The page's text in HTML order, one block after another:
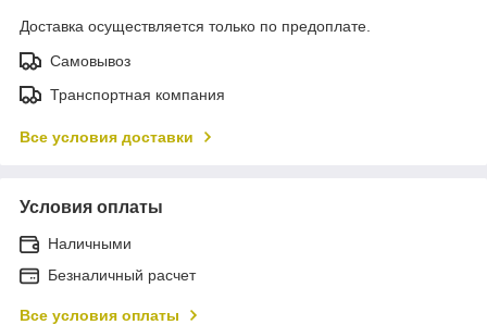
Доставка осуществляется только по предоплате.
Самовывоз
Транспортная компания
Все условия доставки
Условия оплаты
Наличными
Безналичный расчет
Все условия оплаты